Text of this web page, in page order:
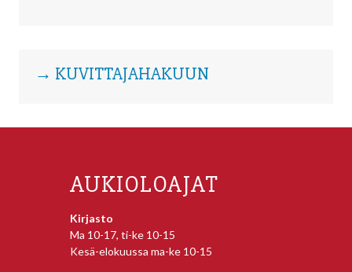
→ KUVITTAJAHAKUUN
AUKIOLOAJAT
Kirjasto
Ma 10-17, ti-ke 10-15
Kesä-elokuussa ma-ke 10-15